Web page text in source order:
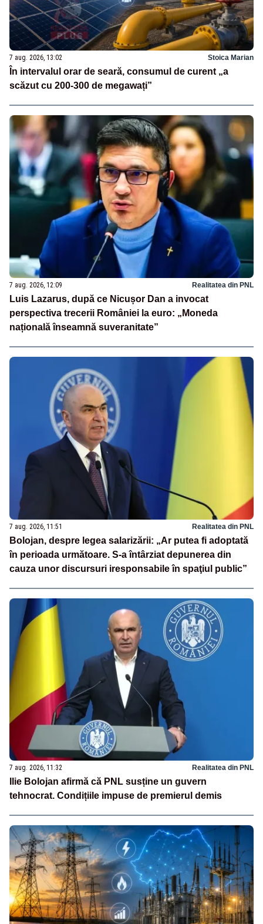
7 aug. 2026, 13:02 Stoica Marian
În intervalul orar de seară, consumul de curent „a
scăzut cu 200-300 de megawați”
7 aug. 2026, 12:09 Realitatea din PNL
Luis Lazarus, după ce Nicușor Dan a invocat
perspectiva trecerii României la euro: „Moneda
națională înseamnă suveranitate”
7 aug. 2026, 11:51 Realitatea din PNL
Bolojan, despre legea salarizării: „Ar putea fi adoptată
în perioada următoare. S-a întârziat depunerea din
cauza unor discursuri iresponsabile în spaţiul public”
7 aug. 2026, 11:32 Realitatea din PNL
Ilie Bolojan afirmă că PNL susține un guvern
tehnocrat. Condițiile impuse de premierul demis